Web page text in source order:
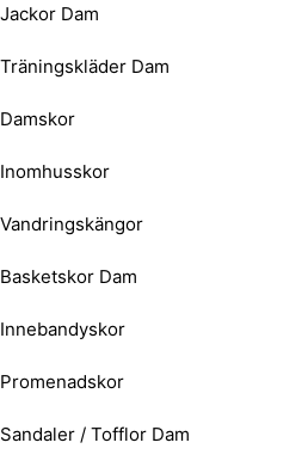
Jackor Dam
Träningskläder Dam
Damskor
Inomhusskor
Vandringskängor
Basketskor Dam
Innebandyskor
Promenadskor
Sandaler / Tofflor Dam